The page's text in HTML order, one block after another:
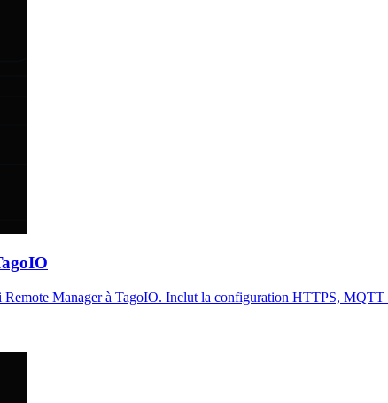
Manager à TagoIO. Inclut la configuration HTTPS,